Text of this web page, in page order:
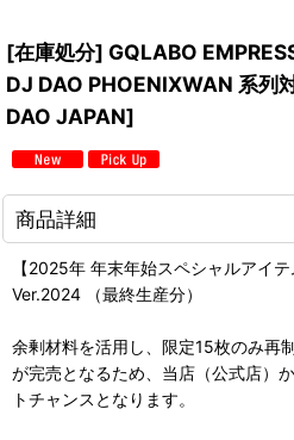
[在庫処分] GQLABO
DJ DAO PHOENIXWAN 系列
DAO JAPAN]
商品詳細
【2025年 年末年始スペシャルアイ
Ver.2024 （最終生産分）
余剰材料を活用し、限定15枚のみ再
が完売となるため、当店（公式店）
トチャンスとなります。